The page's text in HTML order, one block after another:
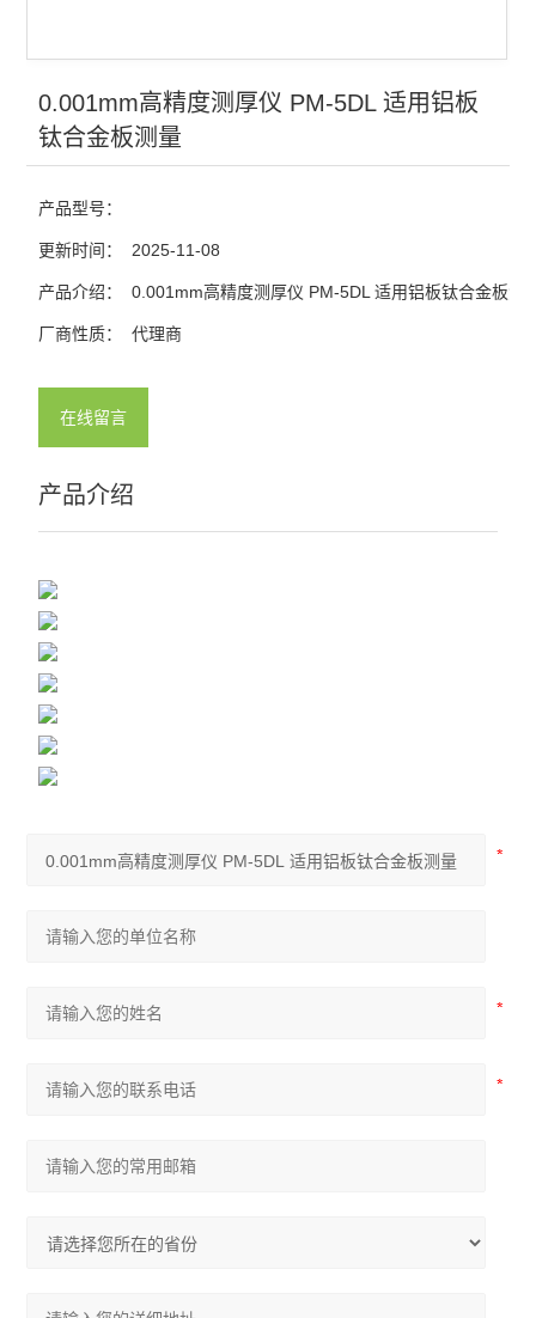
0.001mm高精度测厚仪 PM-5DL 适用铝板
钛合金板测量
产品型号：
更新时间： 2025-11-08
产品介绍： 0.001mm高精度测厚仪 PM-5DL 适用铝板钛合金板测
厂商性质： 代理商
在线留言
产品介绍